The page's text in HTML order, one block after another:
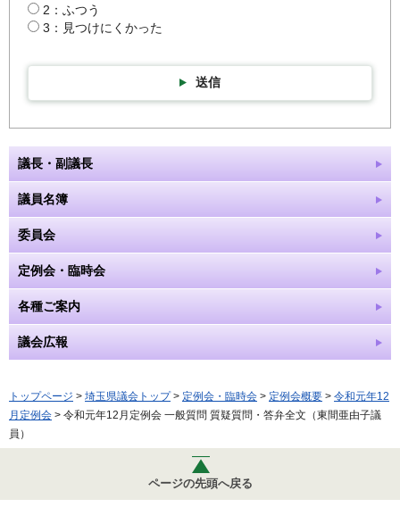
2：ふつう
3：見つけにくかった
送信
議長・副議長
議員名簿
委員会
定例会・臨時会
各種ご案内
議会広報
トップページ > 埼玉県議会トップ> 定例会・臨時会 > 定例会概要 > 令和元年12
月定例会 > 令和元年12月定例会 一般質問 質疑質問・答弁全文（東間亜由子議
員）
ページの先頭へ戻る